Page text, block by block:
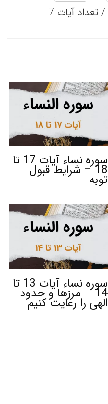
سوره نساء آیات 17 تا
18 – شرایط قبول
توبه
سوره نساء آیات 13 تا
14 – مرزها و حدود
الهی را رعایت کنیم